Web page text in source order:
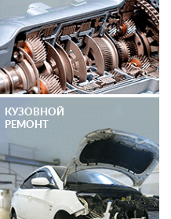
КУЗОВНОЙ
РЕМОНТ